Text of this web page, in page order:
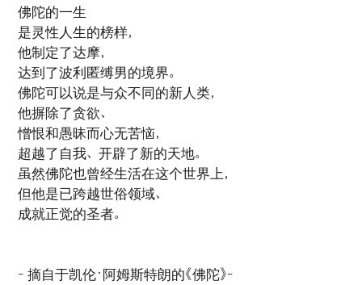
佛陀的一生
是灵性人生的榜样，
他制定了达摩，
达到了波利匿缚男的境界。
佛陀可以说是与众不同的新人类，
他摒除了贪欲、
憎恨和愚昧而心无苦恼，
超越了自我、开辟了新的天地。
虽然佛陀也曾经生活在这个世界上，
但他是已跨越世俗领域、
成就正觉的圣者。
- 摘自于凯伦·阿姆斯特朗的《佛陀》-